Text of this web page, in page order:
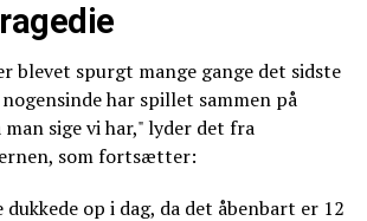
blevet spurgt mange gange det sidste
har spillet sammen på
sige vi har," lyder det fra
som fortsætter:
op i dag, da det åbenbart er 12